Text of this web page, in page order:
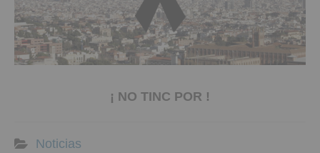
¡ NO TINC POR !
Noticias